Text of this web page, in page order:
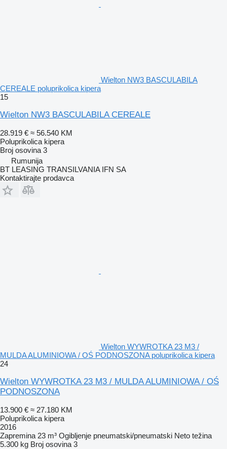
Wielton NW3 BASCULABILA
CEREALE poluprikolica kipera
15
Wielton NW3 BASCULABILA CEREALE
28.919 € ≈ 56.540 KM
Poluprikolica kipera
Broj osovina 3
Rumunija
BT LEASING TRANSILVANIA IFN SA
Kontaktirajte prodavca
Wielton WYWROTKA 23 M3 /
MULDA ALUMINIOWA / OŚ PODNOSZONA poluprikolica kipera
24
Wielton WYWROTKA 23 M3 / MULDA ALUMINIOWA / OŚ
PODNOSZONA
13.900 € ≈ 27.180 KM
Poluprikolica kipera
2016
Zapremina 23 m³ Ogibljenje pneumatski/pneumatski Neto težina
5.300 kg Broj osovina 3